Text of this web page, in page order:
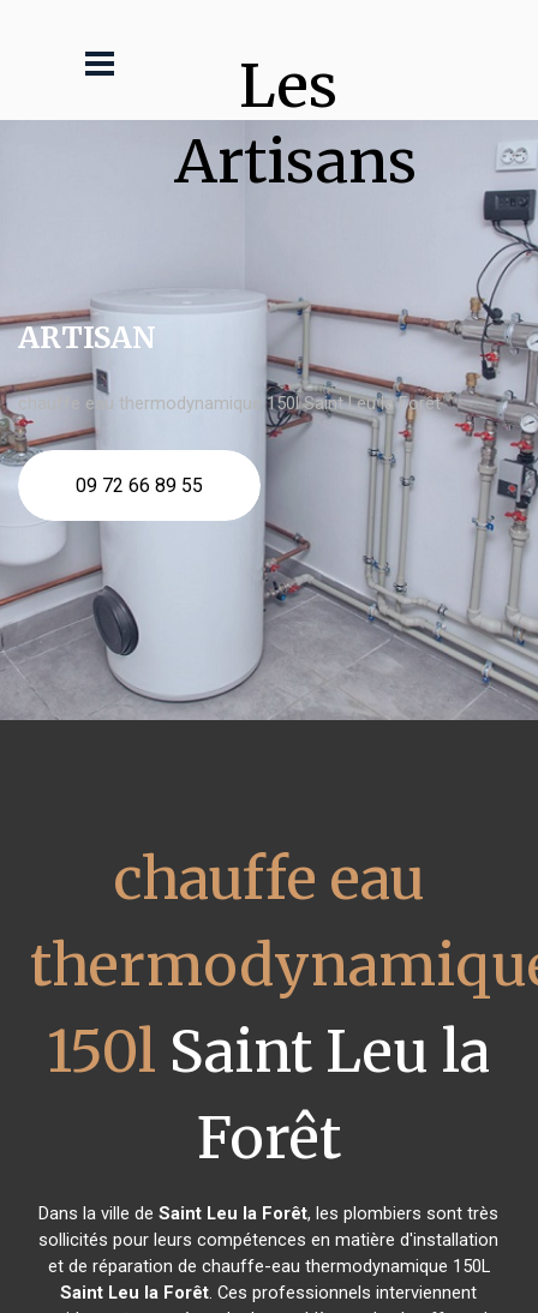
Les
Artisans
ARTISAN
chauffe eau thermodynamique 150l Saint Leu la Forêt
09 72 66 89 55
chauffe eau
150l Saint Leu la
Forêt
Dans la ville deSaint Leu la Forêt, les plombiers sont très
sollicités pour leurs compétences en matière d'installation
et de réparation de chauffe-eau thermodynamique 150L
Saint Leu la Forêt. Ces professionnels interviennent